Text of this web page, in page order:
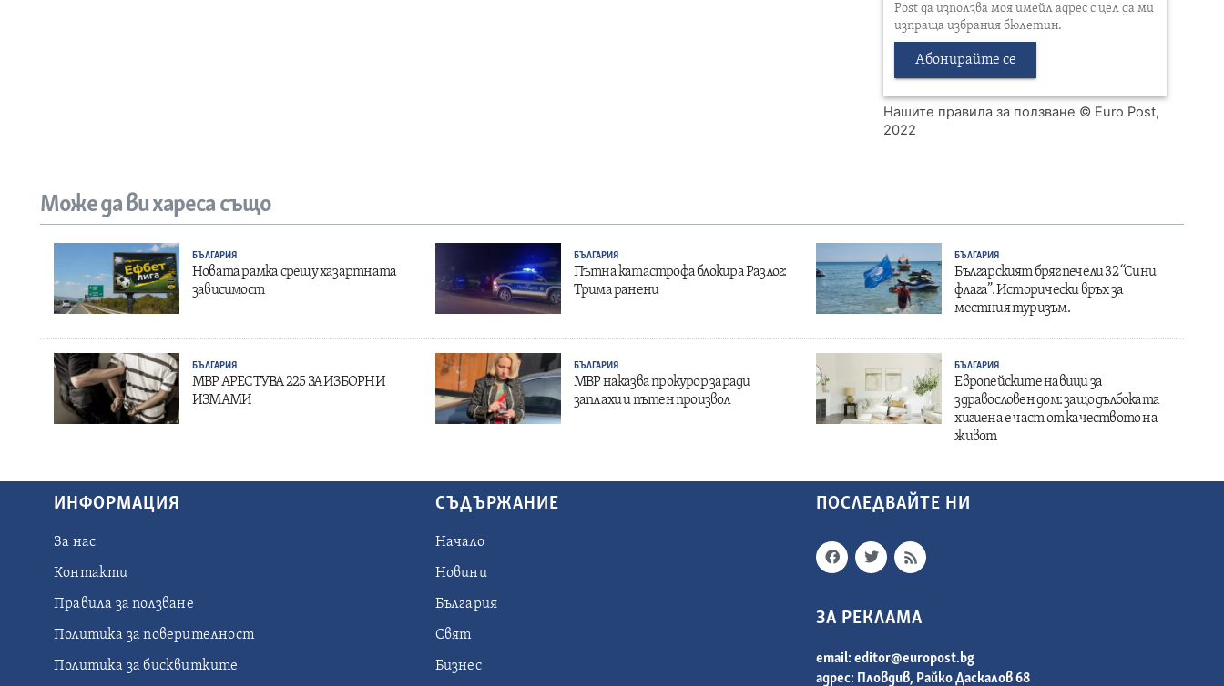
Post да използва моя имейл адрес с цел да ми
изпраща избрания бюлетин.
Абонирайте се
Нашите правила за ползване © Euro Post,
2022
Може да ви хареса също
БЪЛГАРИЯ
Новата рамка срещу хазартната
зависимост
БЪЛГАРИЯ
Пътна катастрофа блокира Разлог:
Трима ранени
БЪЛГАРИЯ
Българският бряг печели 32 “Сини
флага”. Исторически връх за
местния туризъм.
БЪЛГАРИЯ
МВР АРЕСТУВА 225 ЗА ИЗБОРНИ
ИЗМАМИ
БЪЛГАРИЯ
МВР наказва прокурор заради
заплахи и пътен произвол
БЪЛГАРИЯ
Европейските навици за
здравословен дом: защо дълбоката
хигиена е част от качеството на
живот
ИНФОРМАЦИЯ
За нас
Контакти
Правила за ползване
Политика за поверителност
Политика за бисквитките
СЪДЪРЖАНИЕ
Начало
Новини
България
Свят
Бизнес
ПОСЛЕДВАЙТЕ НИ
ЗА РЕКЛАМА
email:editor@europost.bg
адрес: Пловдив, Райко Даскалов 68